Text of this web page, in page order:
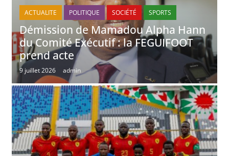
ACTUALITE POLITIQUE SOCIÉTÉ SPORTS
Démission de Mamadou Alpha Hann
du Comité Exécutif : la FEGUIFOOT
prend acte
9 juillet 2026 admin